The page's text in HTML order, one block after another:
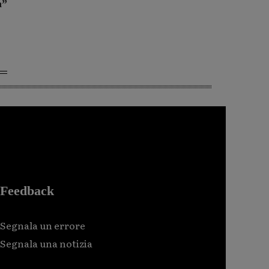
Feedback
Segnala un errore
Segnala una notizia